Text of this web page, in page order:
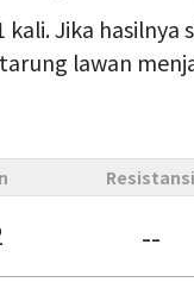
kali. Jika hasilnya
lawan
Resistansi
--